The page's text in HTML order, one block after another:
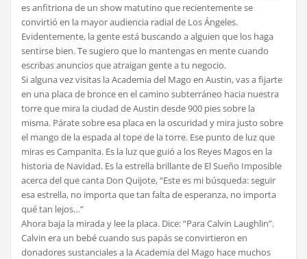
es anfitriona de un show matutino que recientemente se
convirtió en la mayor audiencia radial de Los Ángeles.
Evidentemente, la gente está buscando a alguien que los haga
sentirse bien. Te sugiero que lo mantengas en mente cuando
escribas anuncios que atraigan gente a tu negocio.
Si alguna vez visitas la Academia del Mago en Austin, vas a fijarte
en una placa de bronce en el camino subterráneo hacia nuestra
torre que mira la ciudad de Austin desde 900 pies sobre la
misma. Párate sobre esa placa en la oscuridad y mira justo sobre
el mango de la espada al tope de la torre. Ese punto de luz que
miras es Campanita. Es la luz que guió a los Reyes Magos en la
historia de Navidad. Es la estrella brillante de El Sueño Imposible
acerca del que canta Don Quijote, “Este es mi búsqueda: seguir
esa estrella, no importa que tan falta de esperanza, no importa
qué tan lejos…”
Ahora baja la mirada y lee la placa. Dice: “Para Calvin Laughlin”.
Calvin era un bebé cuando sus papás se convirtieron en
donadores sustanciales a la Academia del Mago hace muchos